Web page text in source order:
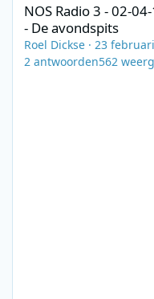
NOS Radio 3 - 02-
- De avondspits
Roel Dickse · 23 februari
2 antwoorden562